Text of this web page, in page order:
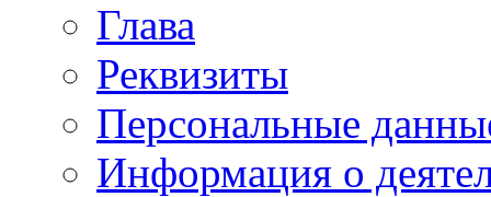
Глава
Реквизиты
Персональные
Информация о